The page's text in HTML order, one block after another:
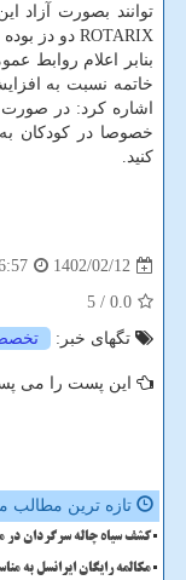
توانند بصورت آزاد
ROTARIX دو دز بوده و در دو و چهار ماهگی تزریق می شود.
بنابر اعلام روابط
خاتمه نسبت به
خصوصا در کودکان
کنید.
1402/02/12
0.0
/ 5
تگهای خبر:
این پست را می
تازه ترین مطالب
کشف سیاه چاله سرگردان
مکالمه رایگان ایرانسل به